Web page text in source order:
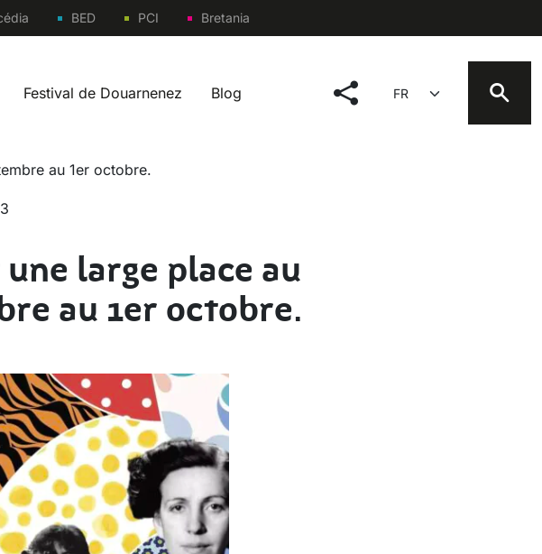
BED PCI Bretania
Festival de Douarnenez Blog social menu
Select your language
au 1er octobre.
large place au
au 1er octobre.